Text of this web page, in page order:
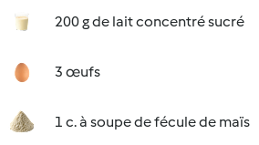
200 g de lait concentré sucré
3 œufs
1 c. à soupe de fécule de maïs